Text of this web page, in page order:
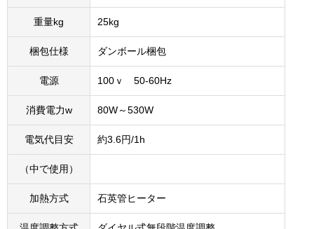
重量kg 25kg
梱包仕様 ダンボール梱包
電源 100ｖ 50-60Hz
消費電力w 80W～530W
電気代目安 約3.6円/1h
（中で使用）
加熱方式 石英管ヒーター